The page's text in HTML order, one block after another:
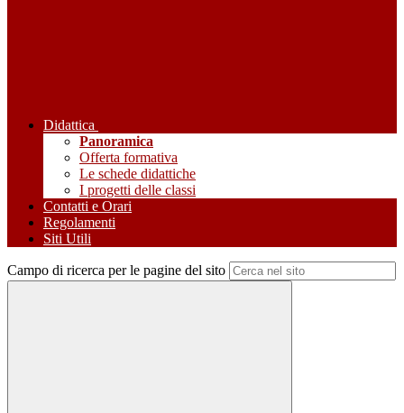
Didattica
Panoramica
Offerta formativa
Le schede didattiche
I progetti delle classi
Contatti e Orari
Regolamenti
Siti Utili
Campo di ricerca per le pagine del sito